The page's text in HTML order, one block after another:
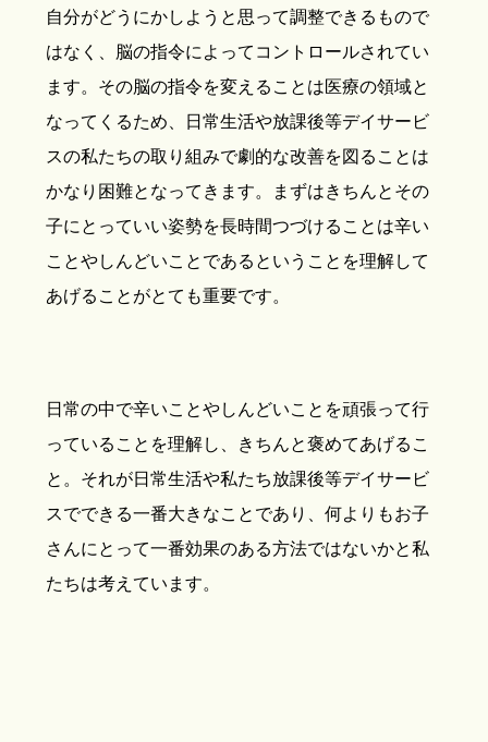
自分がどうにかしようと思って調整できるもので
はなく、脳の指令によってコントロールされてい
ます。その脳の指令を変えることは医療の領域と
なってくるため、日常生活や放課後等デイサービ
スの私たちの取り組みで劇的な改善を図ることは
かなり困難となってきます。まずはきちんとその
子にとっていい姿勢を長時間つづけることは辛い
ことやしんどいことであるということを理解して
あげることがとても重要です。
日常の中で辛いことやしんどいことを頑張って行
っていることを理解し、きちんと褒めてあげるこ
と。それが日常生活や私たち放課後等デイサービ
スでできる一番大きなことであり、何よりもお子
さんにとって一番効果のある方法ではないかと私
たちは考えています。